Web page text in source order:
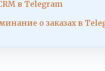
в Telegram
о заказах в